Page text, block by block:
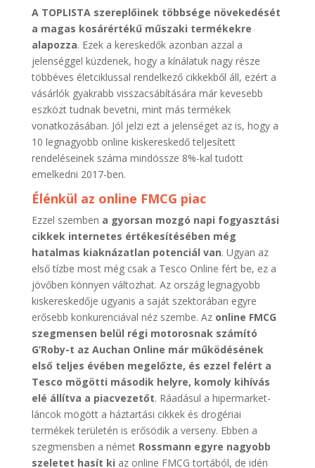
A TOPLISTA szereplőinek többsége növekedését
a magas kosárértékű műszaki termékekre
alapozza. Ezek a kereskedők azonban azzal a
jelenséggel küzdenek, hogy a kínálatuk nagy része
többéves életciklussal rendelkező cikkekből áll, ezért a
vásárlók gyakrabb visszacsábítására már kevesebb
eszközt tudnak bevetni, mint más termékek
vonatkozásában. Jól jelzi ezt a jelenséget az is, hogy a
10 legnagyobb online kiskereskedő teljesített
rendeléseinek száma mindössze 8%-kal tudott
emelkedni 2017-ben.
Élénkül az online FMCG piac
Ezzel szemben a gyorsan mozgó napi fogyasztási
cikkek internetes értékesítésében még
hatalmas kiaknázatlan potenciál van. Ugyan az
első tízbe most még csak a Tesco Online fért be, ez a
jövőben könnyen változhat. Az ország legnagyobb
kiskereskedője ugyanis a saját szektorában egyre
erősebb konkurenciával néz szembe. Az online FMCG
szegmensen belül régi motorosnak számító
G’Roby-t az Auchan Online már működésének
első teljes évében megelőzte, és ezzel felért a
Tesco mögötti második helyre, komoly kihívás
elé állítva a piacvezetőt. Ráadásul a hipermarket-
láncok mögött a háztartási cikkek és drogériai
termékek területén is erősödik a verseny. Ebben a
szegmensben a német Rossmann egyre nagyobb
szeletet hasít ki az online FMCG tortából, de idén